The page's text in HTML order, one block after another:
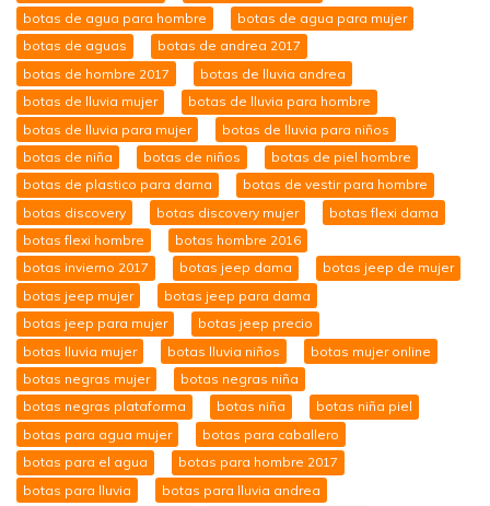
botas de agua para hombre
botas de agua para mujer
botas de aguas
botas de andrea 2017
botas de hombre 2017
botas de lluvia andrea
botas de lluvia mujer
botas de lluvia para hombre
botas de lluvia para mujer
botas de lluvia para niños
botas de niña
botas de niños
botas de piel hombre
botas de plastico para dama
botas de vestir para hombre
botas discovery
botas discovery mujer
botas flexi dama
botas flexi hombre
botas hombre 2016
botas invierno 2017
botas jeep dama
botas jeep de mujer
botas jeep mujer
botas jeep para dama
botas jeep para mujer
botas jeep precio
botas lluvia mujer
botas lluvia niños
botas mujer online
botas negras mujer
botas negras niña
botas negras plataforma
botas niña
botas niña piel
botas para agua mujer
botas para caballero
botas para el agua
botas para hombre 2017
botas para lluvia
botas para lluvia andrea